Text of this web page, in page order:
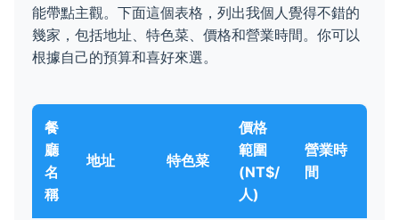
能帶點主觀。下面這個表格，列出我個人覺得不錯的
幾家，包括地址、特色菜、價格和營業時間。你可以
根據自己的預算和喜好來選。
餐
廳
名
稱
地址 特色菜
價格
範圍
(NT$/
人)
營業時
間